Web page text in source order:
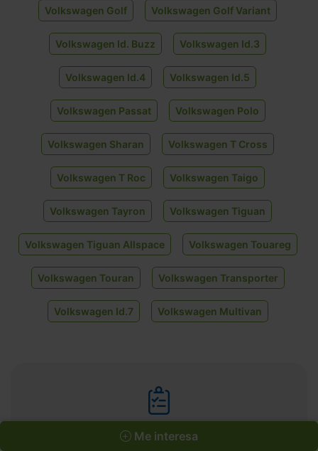
Volkswagen Golf Volkswagen Golf Variant
Volkswagen Id. Buzz Volkswagen Id.3
Volkswagen Id.4 Volkswagen Id.5
Volkswagen Passat Volkswagen Polo
Volkswagen Sharan Volkswagen T Cross
Volkswagen T Roc Volkswagen Taigo
Volkswagen Tayron Volkswagen Tiguan
Volkswagen Tiguan Allspace Volkswagen Touareg
Volkswagen Touran Volkswagen Transporter
Volkswagen Id.7 Volkswagen Multivan
¿No encuentras tu coche?
Me interesa